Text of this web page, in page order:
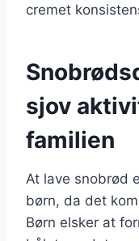
cremet
sjov
familien
At lave snobrød
børn, da det
Børn elsker at